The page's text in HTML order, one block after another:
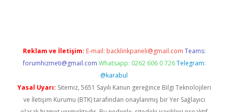
Reklam ve İletişim: E-mail: backlinkpaneli@gmail.com Teams:
forumhizmeti@gmail.com Whatsapp: 0262 606 0 726 Telegram:
@karabul
Yasal Uyarı: Sitemiz, 5651 Sayılı Kanun gereğince Bilgi Teknolojileri
ve İletişim Kurumu (BTK) tarafından onaylanmış bir Yer Sağlayıcı